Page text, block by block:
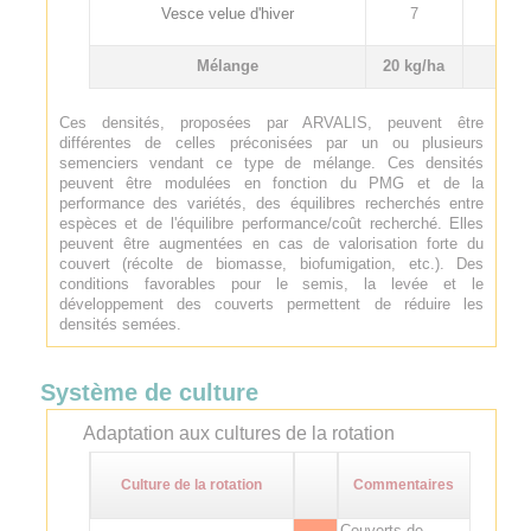
Vesce velue d'hiver 7
Mélange 20 kg/ha
Ces densités, proposées par ARVALIS, peuvent être
différentes de celles préconisées par un ou plusieurs
semenciers vendant ce type de mélange. Ces densités
peuvent être modulées en fonction du PMG et de la
performance des variétés, des équilibres recherchés entre
espèces et de l'équilibre performance/coût recherché. Elles
peuvent être augmentées en cas de valorisation forte du
couvert (récolte de biomasse, biofumigation, etc.). Des
conditions favorables pour le semis, la levée et le
développement des couverts permettent de réduire les
densités semées.
Système de culture
Adaptation aux cultures de la rotation
Culture de la rotation Commentaires